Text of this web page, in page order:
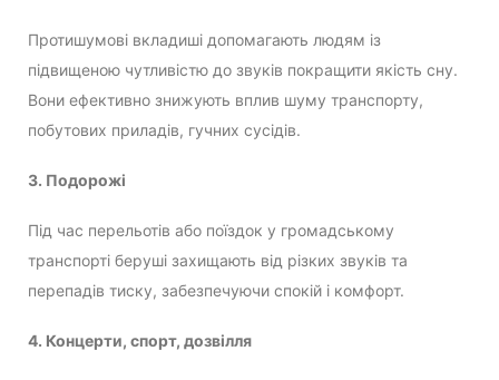
Протишумові вкладиші допомагають людям із
підвищеною чутливістю до звуків покращити якість сну.
Вони ефективно знижують вплив шуму транспорту,
побутових приладів, гучних сусідів.
3. Подорожі
Під час перельотів або поїздок у громадському
транспорті беруші захищають від різких звуків та
перепадів тиску, забезпечуючи спокій і комфорт.
4. Концерти, спорт, дозвілля